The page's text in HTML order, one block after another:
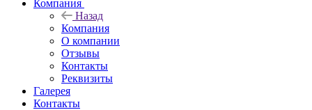
Компания
Назад
Компания
О компании
Отзывы
Контакты
Реквизиты
Галерея
Контакты